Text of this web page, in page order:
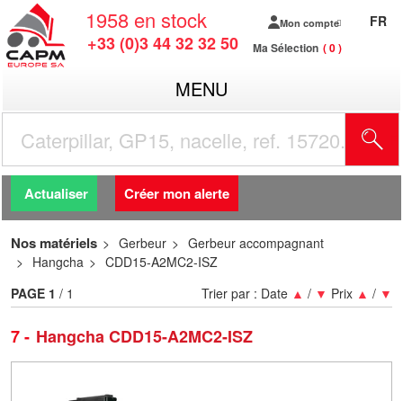
1958 en stock
+33 (0)3 44 32 32 50
Mon compte
Ma Sélection 0
FR
MENU
Actualiser Créer mon alerte
Nos matériels Gerbeur
Gerbeur accompagnant
Hangcha
CDD15-A2MC2-ISZ
7 Hangcha CDD15-A2MC2-ISZ
Trier par : Date ▲ / ▼ Prix ▲ / ▼
PAGE 1 / 1